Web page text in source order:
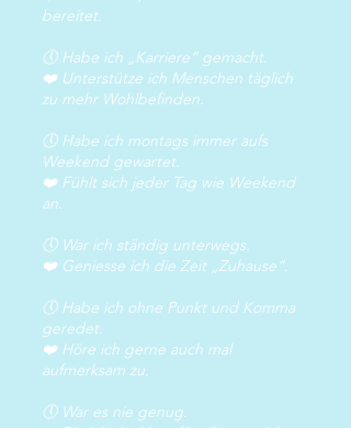
bereitet.
🕔 Habe ich „Karriere“ gemacht.
❤️ Unterstütze ich Menschen täglich
zu mehr Wohlbefinden.
🕔 Habe ich montags immer aufs
Weekend gewartet.
❤️ Fühlt sich jeder Tag wie Weekend
an.
🕔 War ich ständig unterwegs.
❤️ Geniesse ich die Zeit „Zuhause“.
🕔 Habe ich ohne Punkt und Komma
geredet.
❤️ Höre ich gerne auch mal
aufmerksam zu.
🕔 War es nie genug.